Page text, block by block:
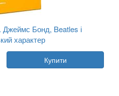
Джеймс Бонд, Beatles і
характер
Джон Гіґґз
Лабораторія
Купити